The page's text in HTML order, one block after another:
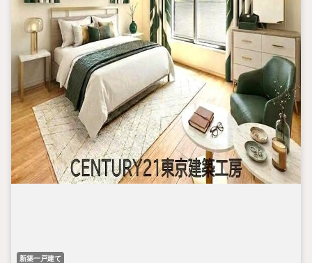
新築一戸建て